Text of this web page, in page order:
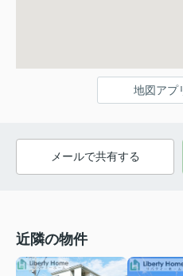
地図アプ
メールで共有する
近隣の物件